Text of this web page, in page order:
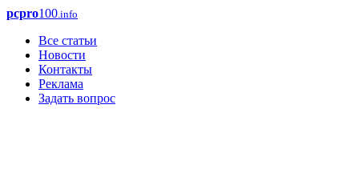
pcpro100.info
Все статьи
Новости
Контакты
Реклама
Задать вопрос